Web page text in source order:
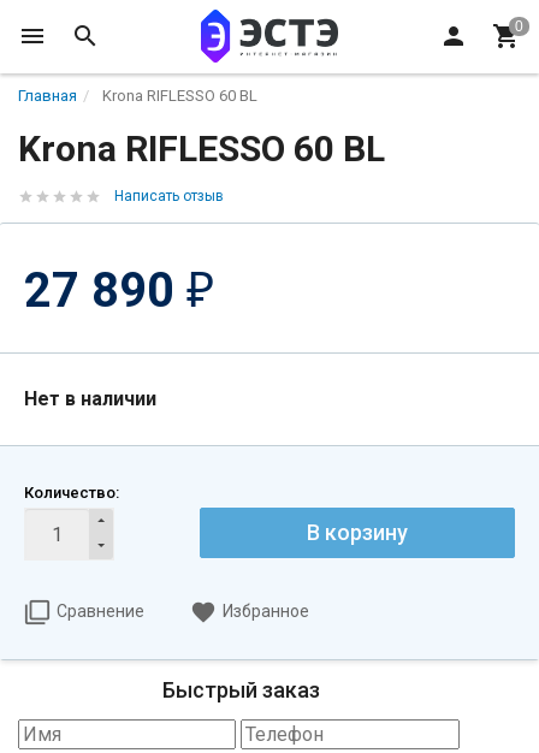
Главная Krona RIFLESSO 60 BL
Krona RIFLESSO 60 BL
Написать отзыв
27 890 ₽
Нет в наличии
Количество:
В корзину
Сравнение Избранное
Быстрый заказ